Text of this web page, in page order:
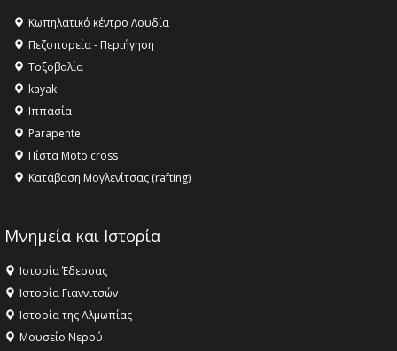
Κωπηλατικό κέντρο Λουδία
Πεζοπορεία - Περιήγηση
Τοξοβολία
kayak
Ιππασία
Parapente
Πίστα Moto cross
Κατάβαση Μογλενίτσας (rafting)
Μνημεία και Ιστορία
Ιστορία Έδεσσας
Ιστορία Γιαννιτσών
Ιστορία της Αλμωπίας
Μουσείο Νερού